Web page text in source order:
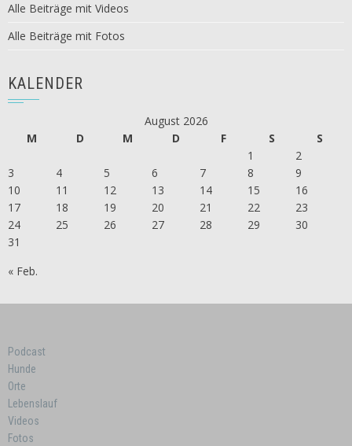
Alle Beiträge mit Videos
Alle Beiträge mit Fotos
KALENDER
August 2026
M
D M D F S
S
1
2
3
4 5 6 7 8
9
10
11 12 13 14 15
16
17
18 19 20 21 22
23
24
25 26 27 28 29
30
31
« Feb.
Podcast
Hunde
Orte
Lebenslauf
Videos
Fotos